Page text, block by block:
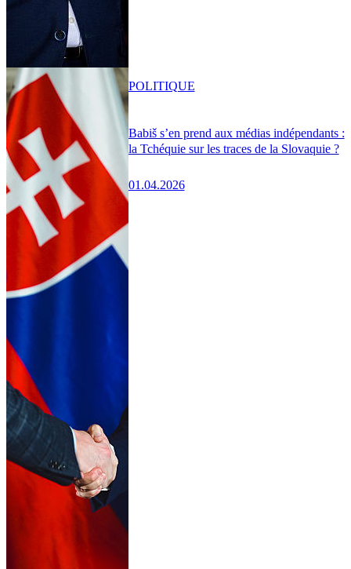
Babiš s’en prend aux médias indépendants :
la Tchéquie sur les traces de la Slovaquie ?
01.04.2026
POLITIQUE